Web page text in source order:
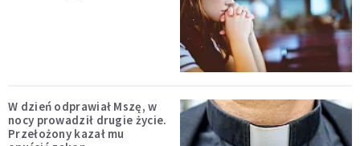
W dzień odprawiał Mszę, w
nocy prowadził drugie życie.
Przełożony kazał mu